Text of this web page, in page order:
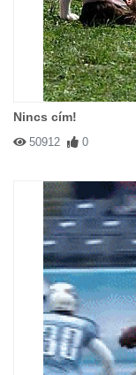
Nincs cím!
50912 0